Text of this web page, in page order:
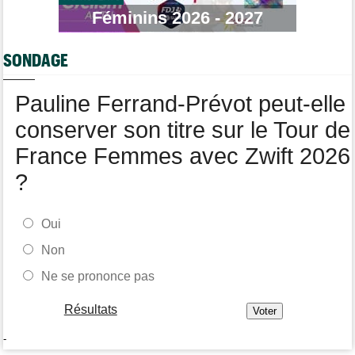
propre..." Féminins 2026 - 2027
SONDAGE
Pauline Ferrand-Prévot peut-elle
conserver son titre sur le Tour de
France Femmes avec Zwift 2026
?
Oui
Non
Ne se prononce pas
Résultats
-